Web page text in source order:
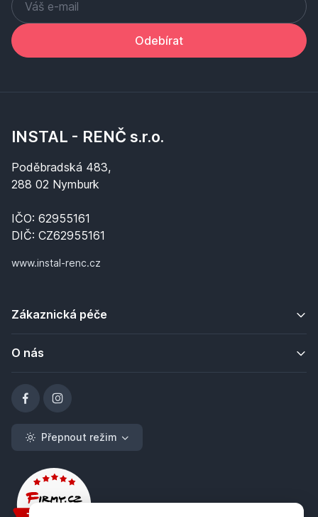
Odebírat
INSTAL - RENČ s.r.o.
Poděbradská 483,
288 02 Nymburk
IČO: 62955161
DIČ: CZ62955161
www.instal-renc.cz
Zákaznická péče
O nás
Přepnout režim